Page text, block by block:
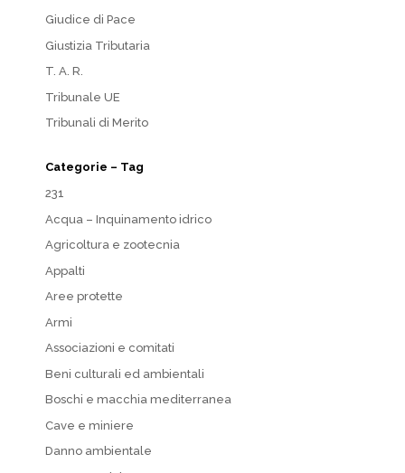
Giudice di Pace
Giustizia Tributaria
T. A. R.
Tribunale UE
Tribunali di Merito
Categorie – Tag
231
Acqua – Inquinamento idrico
Agricoltura e zootecnia
Appalti
Aree protette
Armi
Associazioni e comitati
Beni culturali ed ambientali
Boschi e macchia mediterranea
Cave e miniere
Danno ambientale